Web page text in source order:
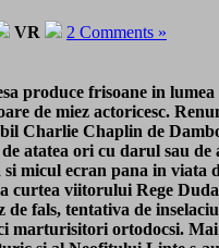
VR 2 Comments »
produce frisoane in lumea
de miez actoricesc.
Charlie Chaplin de
atatea ori cu darul sau de
si micul ecran pana in viata
curtea viitorului Rege
de fals, tentativa de
marturisitori ortodocsi.